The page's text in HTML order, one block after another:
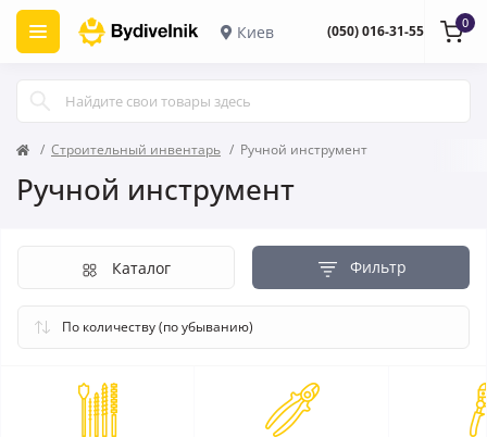
Киев (050) 016-31-55 0
Строительный инвентарь Ручной инструмент
Ручной инструмент
Фильтр
Каталог